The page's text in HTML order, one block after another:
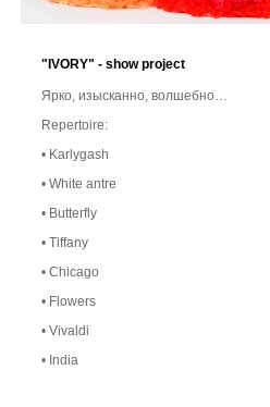
"IVORY" - show project
Ярко, изысканно, волшебно…
Repertoire:
• Karlygash
• White antre
• Butterfly
• Tiffany
• Chicago
• Flowers
• Vivaldi
• India